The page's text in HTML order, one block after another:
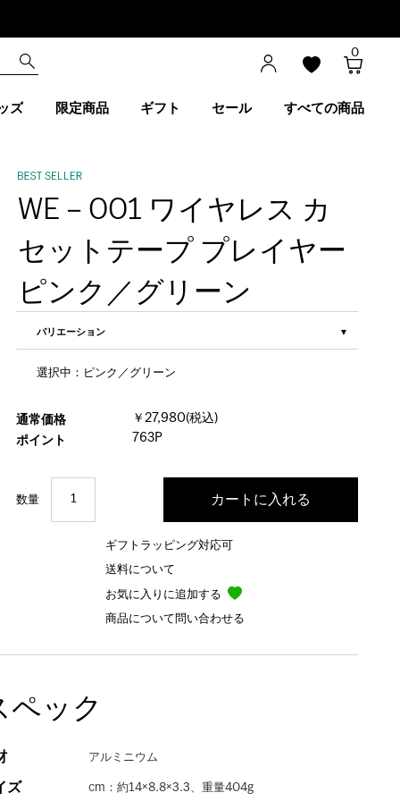
0
ズ 限定商品 ギフト セール すべての商品
WE－001 ワイヤレス カ
セットテープ プレイヤー
ピンク／グリーン
バリエーション
選択中：ピンク／グリーン
通常価格
￥27,980(税込)
ポイント
763P
数量
ギフトラッピング対応可
送料について
お気に入りに追加する
商品について問い合わせる
ペック
アルミニウム
ズ cm：約14×8.8×3.3、重量404g